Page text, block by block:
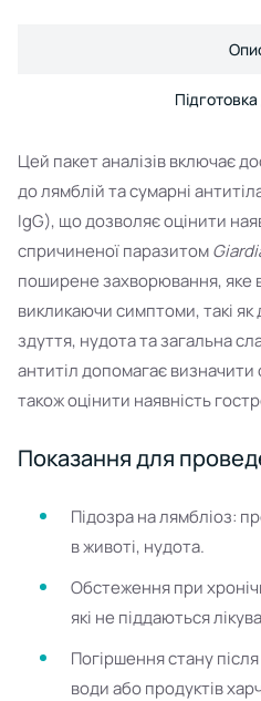
Цей пакет аналізів включає
до лямблій та сумарні
IgG), що дозволяє оцінити
спричиненої паразитом
поширене захворювання, яке
викликаючи симптоми, такі як
здуття, нудота та загальна
антитіл допомагає
також оцінити наявність
Показання для
Підозра на лямбліоз:
в животі, нудота.
Обстеження при
які не піддаються
Погіршення стану
води або продуктів